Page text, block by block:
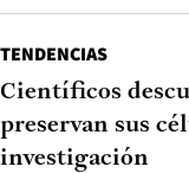
TENDENCIAS
Científicos
preservan sus
investigación